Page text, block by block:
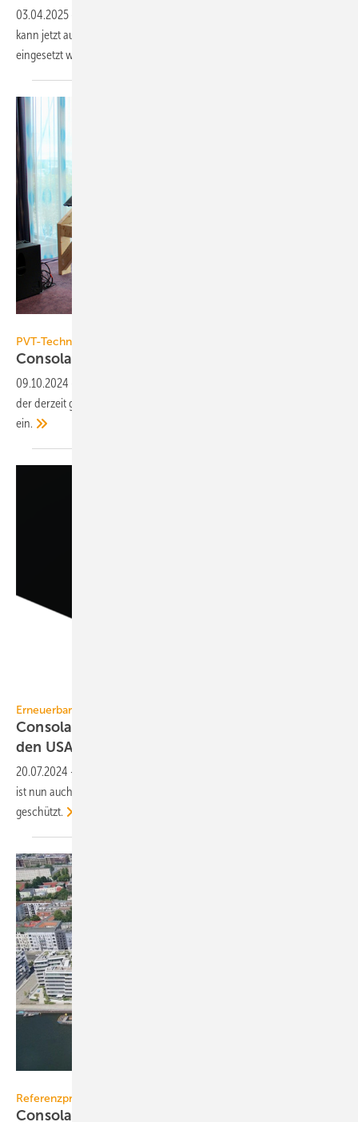
03.04.2025
kann jetzt auch für die Fassaden­mon­tage und zur Ge­bäude­küh­lung
ein­ge­setztwer­den.
PVT-Technologie
Consolar feiert 30-jähriges
09.10.2024
der derzeit größten PVT-Anlage Deutschlands am Osthafen in Berlin
ein.
Erneuerbare Energien
Consolar: PVT-Kollektor Solink jetzt auch in
den USA
20.07.2024 -
ist nun auch in den Ver­einigten Staaten von Amerika pa­tent­rechtlich
geschützt.
Referenzprojekt
Consolar liefert größte PVT-An­lage